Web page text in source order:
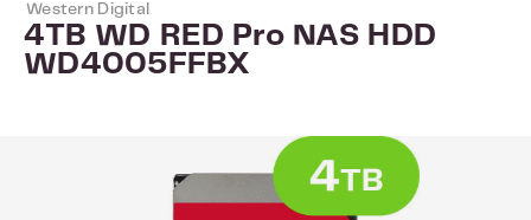
Western Digital
4TB WD RED Pro NAS HDD
WD4005FFBX